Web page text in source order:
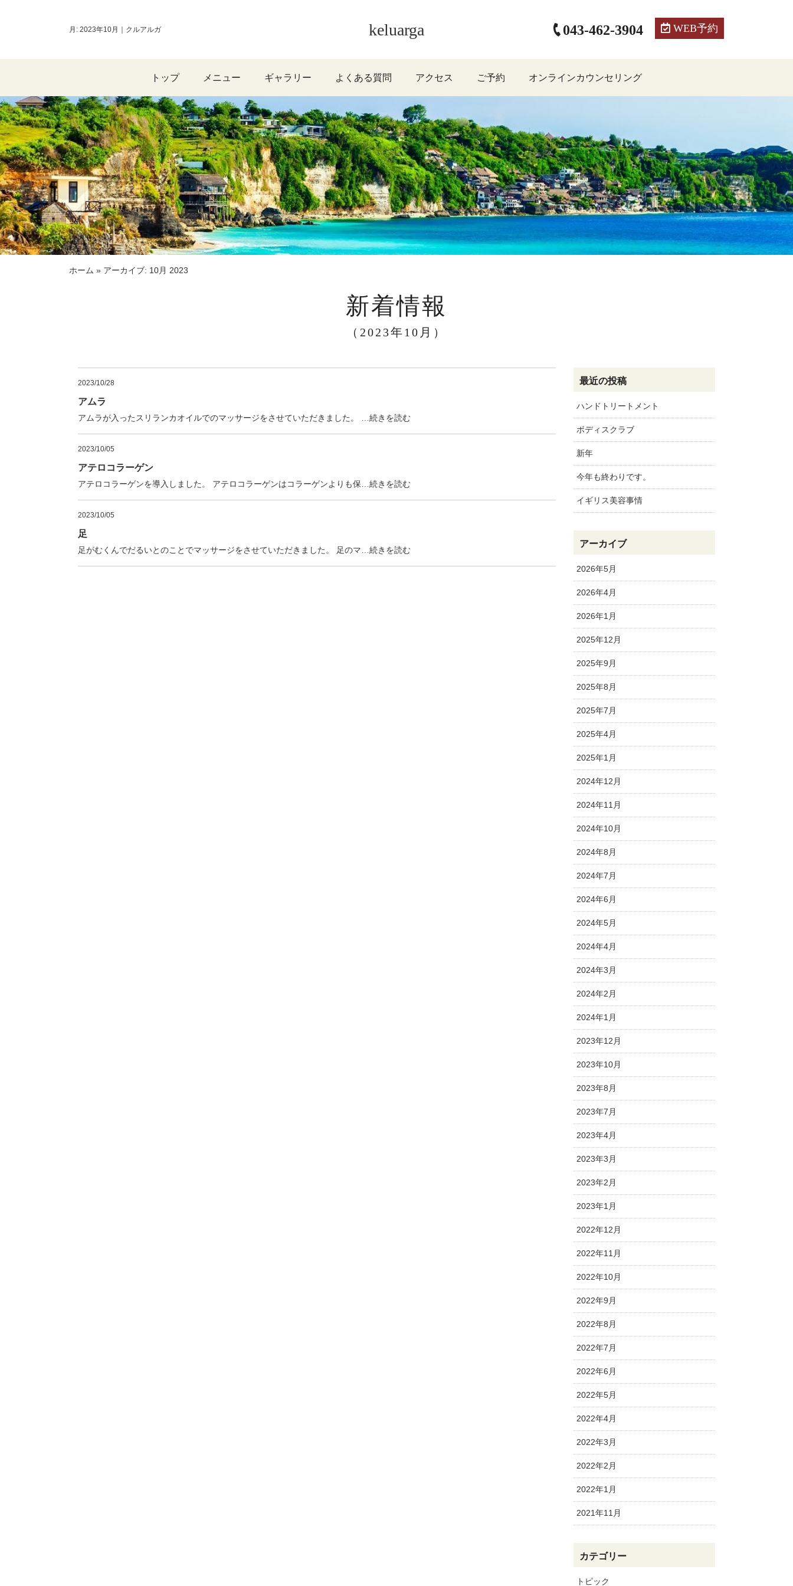
月: 2023年10月 ｜クルアルガ keluarga 043-462-3904 WEB予約
トップ メニュー ギャラリー よくある質問 アクセス ご予約 オンラインカウンセリング
ホーム » アーカイブ: 10月 2023
新着情報
（2023年10月）
2023/10/28
アムラ
アムラが入ったスリランカオイルでのマッサージをさせていただきました。 …続きを読む
2023/10/05
アテロコラーゲン
アテロコラーゲンを導入しました。 アテロコラーゲンはコラーゲンよりも保…続きを読む
2023/10/05
足
足がむくんでだるいとのことでマッサージをさせていただきました。 足のマ…続きを読む
最近の投稿
ハンドトリートメント
ボディスクラブ
新年
今年も終わりです。
イギリス美容事情
アーカイブ
2026年5月
2026年4月
2026年1月
2025年12月
2025年9月
2025年8月
2025年7月
2025年4月
2025年1月
2024年12月
2024年11月
2024年10月
2024年8月
2024年7月
2024年6月
2024年5月
2024年4月
2024年3月
2024年2月
2024年1月
2023年12月
2023年10月
2023年8月
2023年7月
2023年4月
2023年3月
2023年2月
2023年1月
2022年12月
2022年11月
2022年10月
2022年9月
2022年8月
2022年7月
2022年6月
2022年5月
2022年4月
2022年3月
2022年2月
2022年1月
2021年11月
カテゴリー
トピック